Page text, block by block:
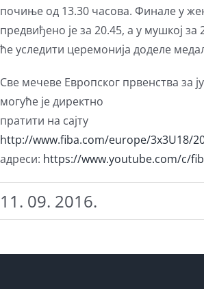
почиње од 13.30 часова. Финале у
предвиђено је за 20.45, а у мушкој за
ће уследити церемонија доделе
Све мечеве Европског првенства за
могуће је директно
пратити на сајту
http://www.fiba.com/europe/3x3U18/
адреси: https://www.youtube.com/c/
11. 09. 2016.